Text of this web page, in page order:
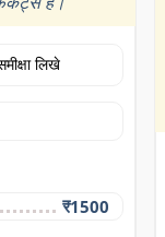
लिखे
₹1500